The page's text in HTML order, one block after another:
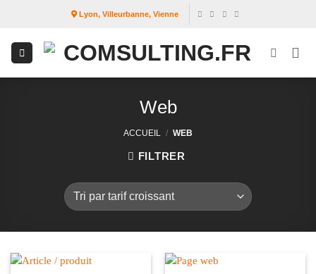
Lyon, Villeurbanne, Vienne
Web
ACCUEIL / WEB
FILTRER